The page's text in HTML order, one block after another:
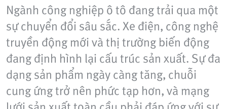
Ngành công nghiệp ô tô đang trải qua một
sự chuyển đổi sâu sắc. Xe điện, công nghệ
truyền động mới và thị trường biến động
đang định hình lại cấu trúc sản xuất. Sự đa
dạng sản phẩm ngày càng tăng, chuỗi
cung ứng trở nên phức tạp hơn, và mạng